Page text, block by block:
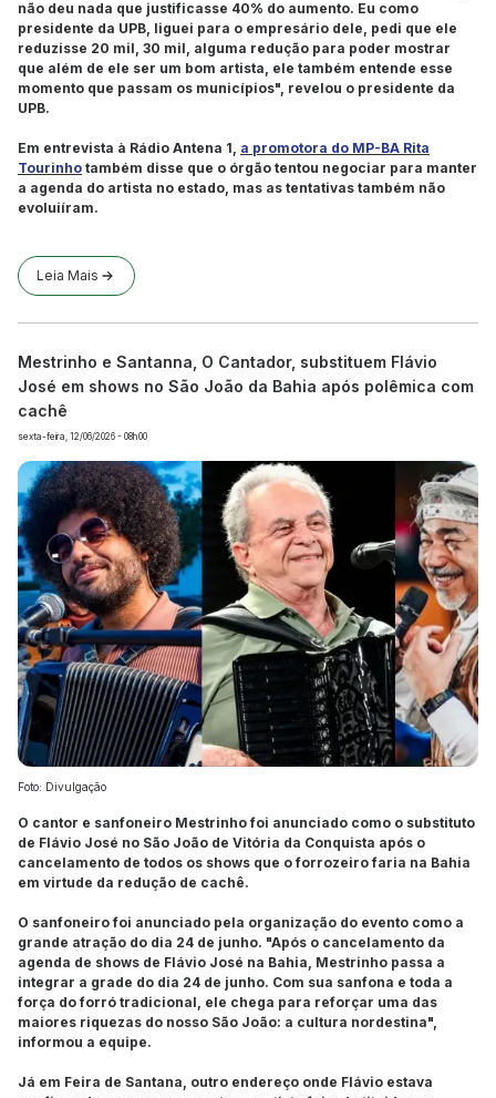
não deu nada que justificasse 40% do aumento. Eu como
presidente da UPB, liguei para o empresário dele, pedi que ele
reduzisse 20 mil, 30 mil, alguma redução para poder mostrar
que além de ele ser um bom artista, ele também entende esse
momento que passam os municípios", revelou o presidente da
UPB.
Em entrevista à Rádio Antena 1, a promotora do MP-BA Rita
Tourinho também disse que o órgão tentou negociar para manter
a agenda do artista no estado, mas as tentativas também não
evoluiíram.
Leia Mais
Mestrinho e Santanna, O Cantador, substituem Flávio
José em shows no São João da Bahia após polêmica com
cachê
sexta-feira, 12/06/2026 - 08h00
Foto: Divulgação
O cantor e sanfoneiro Mestrinho foi anunciado como o substituto
de Flávio José no São João de Vitória da Conquista após o
cancelamento de todos os shows que o forrozeiro faria na Bahia
em virtude da redução de cachê.
O sanfoneiro foi anunciado pela organização do evento como a
grande atração do dia 24 de junho. "Após o cancelamento da
agenda de shows de Flávio José na Bahia, Mestrinho passa a
integrar a grade do dia 24 de junho. Com sua sanfona e toda a
força do forró tradicional, ele chega para reforçar uma das
maiores riquezas do nosso São João: a cultura nordestina",
informou a equipe.
Já em Feira de Santana, outro endereço onde Flávio estava